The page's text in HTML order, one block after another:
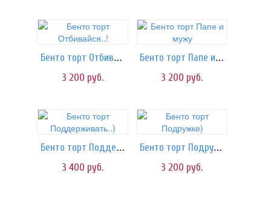
Бенто торт Отбивайся..!
3 200 руб.
Бенто торт Папе и мужу
3 200 руб.
Бенто торт Поддерживать..)
3 400 руб.
Бенто торт Подружке)
3 200 руб.